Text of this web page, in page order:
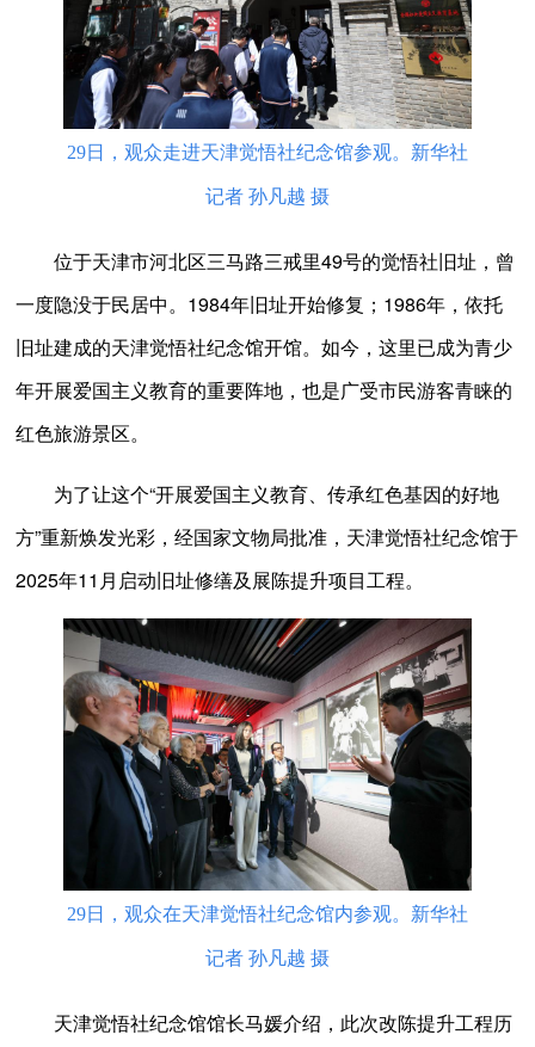
29日，观众走进天津觉悟社纪念馆参观。新华社
记者 孙凡越 摄
位于天津市河北区三马路三戒里49号的觉悟社旧址，曾
一度隐没于民居中。1984年旧址开始修复；1986年，依托
旧址建成的天津觉悟社纪念馆开馆。如今，这里已成为青少
年开展爱国主义教育的重要阵地，也是广受市民游客青睐的
红色旅游景区。
为了让这个“开展爱国主义教育、传承红色基因的好地
方”重新焕发光彩，经国家文物局批准，天津觉悟社纪念馆于
2025年11月启动旧址修缮及展陈提升项目工程。
29日，观众在天津觉悟社纪念馆内参观。新华社
记者 孙凡越 摄
天津觉悟社纪念馆馆长马媛介绍，此次改陈提升工程历